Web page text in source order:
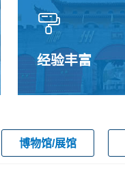

经验丰富
博物馆/展馆